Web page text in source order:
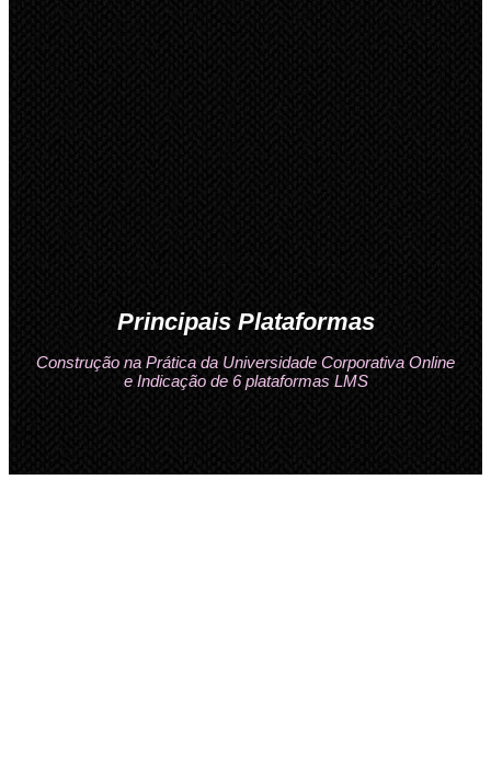
Principais Plataformas
Construção na Prática da Universidade Corporativa Online
e Indicação de 6 plataformas LMS